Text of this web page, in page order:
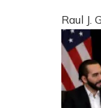
Raul J.